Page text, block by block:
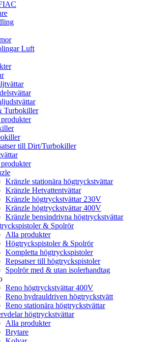
Luft
Turbokiller
till Dirt/Turbokiller
Kränzle stationära högtryckstvättar
Kränzle Hetvattentvättar
Kränzle högtryckstvättar 230V
Kränzle högtryckstvättar 400V
Kränzle bensindrivna högtryckstvättar
& Spolrör
Alla produkter
Högtryckspistoler & Spolrör
Kompletta högtryckspistoler
Repsatser till högtryckspistoler
Spolrör med & utan isolerhandtag
Reno högtryckstvättar 400V
Reno hydrauldriven högtryckstvätt
Reno stationära högtryckstvättar
högtryckstvättar
Alla produkter
Brytare